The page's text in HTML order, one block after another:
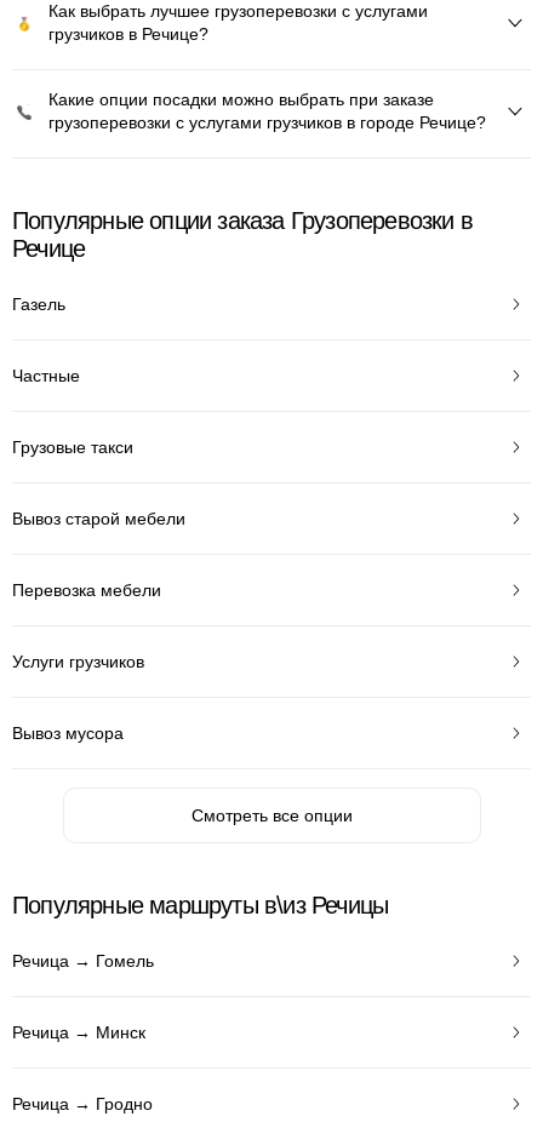
Как выбрать лучшее грузоперевозки с услугами
грузчиков в Речице?
Какие опции посадки можно выбрать при заказе
грузоперевозки с услугами грузчиков в городе Речице?
Популярные опции заказа Грузоперевозки в
Речице
Газель
Частные
Грузовые такси
Вывоз старой мебели
Перевозка мебели
Услуги грузчиков
Вывоз мусора
Смотреть все опции
Популярные маршруты в\из Речицы
Речица → Гомель
Речица → Минск
Речица → Гродно